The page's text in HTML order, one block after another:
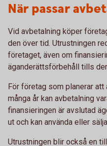
När passar
Vid avbetalning köper
den över tid. Utrustningen
företaget, även om
äganderättsförbehåll tills
För företag som planerar att
många år kan avbetalning
finansieringen är avslutad
ut och kan använda eller
Utrustningen blir också en